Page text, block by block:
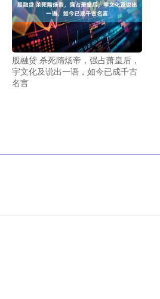
股融贷 杀死隋炀帝，强占萧皇后，
宇文化及说出一语，如今已成千古
名言